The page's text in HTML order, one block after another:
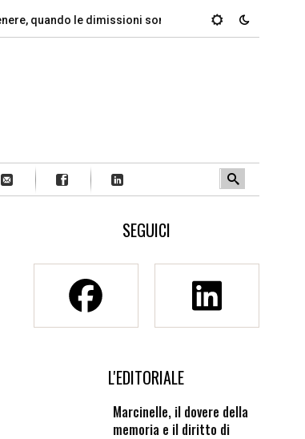
le dimissioni sono un… Marcinelle, il
SEGUICI
L'EDITORIALE
Marcinelle, il dovere della
memoria e il diritto di